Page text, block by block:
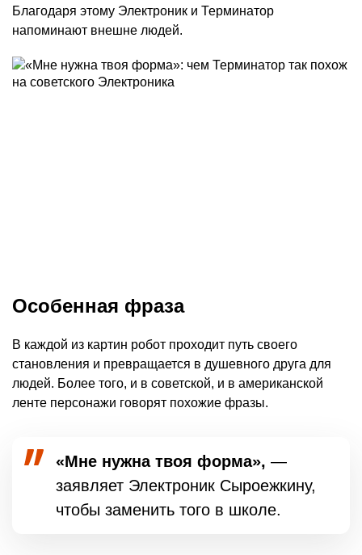
Благодаря этому Электроник и Терминатор
напоминают внешне людей.
Особенная фраза
В каждой из картин робот проходит путь своего
становления и превращается в душевного друга для
людей. Более того, и в советской, и в американской
ленте персонажи говорят похожие фразы.
«Мне нужна твоя форма», —
заявляет Электроник Сыроежкину,
чтобы заменить того в школе.